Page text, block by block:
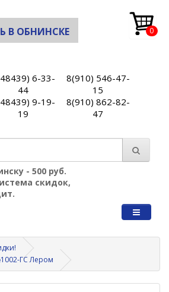
В ОБНИНСКЕ 0
6-33-
44
9-19-
19
8(910) 546-47-
15
8(910) 862-82-
47
- 500 руб.
скидок,
ГС Лером